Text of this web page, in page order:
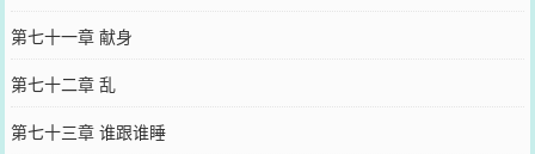
第七十一章 献身
第七十二章 乱
第七十三章 谁跟谁睡